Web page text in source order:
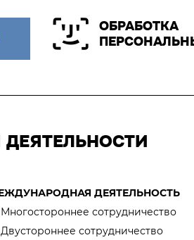
ОБРАБОТКА
ДЕЯТЕЛЬНОСТЬ
Многостороннее сотрудничество
Двустороннее сотрудничество